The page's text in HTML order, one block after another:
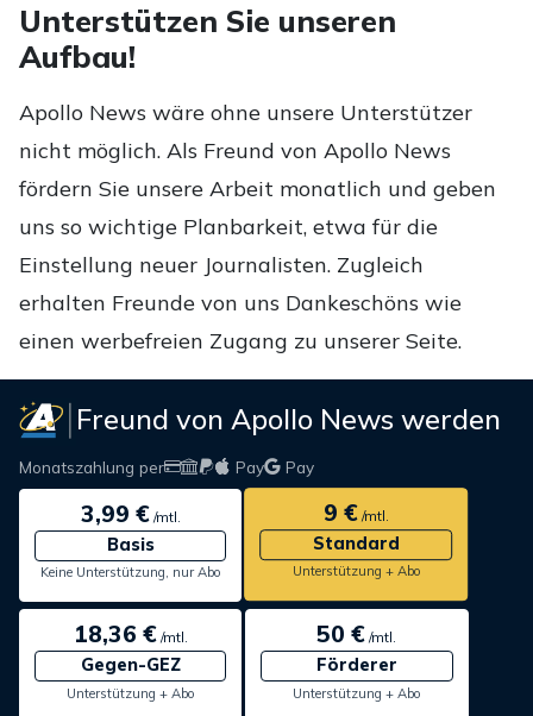
Unterstützen Sie unseren
Aufbau!
Apollo News wäre ohne unsere Unterstützer
nicht möglich. Als Freund von Apollo News
fördern Sie unsere Arbeit monatlich und geben
uns so wichtige Planbarkeit, etwa für die
Einstellung neuer Journalisten. Zugleich
erhalten Freunde von uns Dankeschöns wie
einen werbefreien Zugang zu unserer Seite.
Freund von Apollo News werden
Monatszahlung per Pay Pay
3,99 €/mtl.
Basis
Keine Unterstützung, nur Abo
9 €/mtl.
Standard
Unterstützung + Abo
18,36 €/mtl.
Gegen-GEZ
Unterstützung + Abo
50 € /mtl.
Förderer
Unterstützung + Abo